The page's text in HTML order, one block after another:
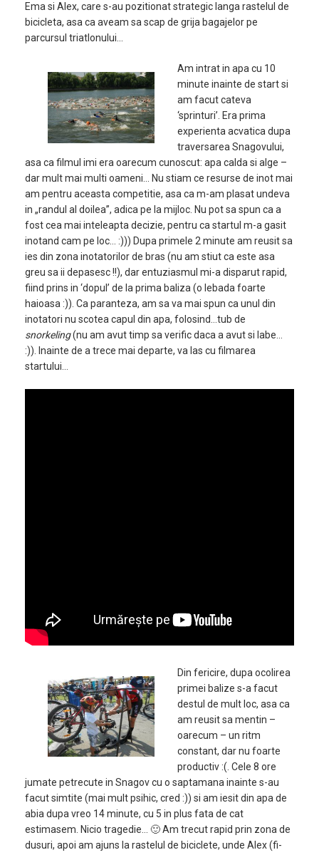
Ema si Alex, care s-au pozitionat strategic langa rastelul de
bicicleta, asa ca aveam sa scap de grija bagajelor pe
parcursul triatlonului…
Am intrat in apa cu 10
minute inainte de start si
am facut cateva
‘sprinturi’. Era prima
experienta acvatica dupa
traversarea Snagovului,
asa ca filmul imi era oarecum cunoscut: apa calda si alge –
dar mult mai multi oameni… Nu stiam ce resurse de inot mai
am pentru aceasta competitie, asa ca m-am plasat undeva
in „randul al doilea”, adica pe la mijloc. Nu pot sa spun ca a
fost cea mai inteleapta decizie, pentru ca startul m-a gasit
inotand cam pe loc… :))) Dupa primele 2 minute am reusit sa
ies din zona inotatorilor de bras (nu am stiut ca este asa
greu sa ii depasesc !!), dar entuziasmul mi-a disparut rapid,
fiind prins in ‘dopul’ de la prima baliza (o lebada foarte
haioasa :)). Ca paranteza, am sa va mai spun ca unul din
inotatori nu scotea capul din apa, folosind…tub de
snorkeling(nu am avut timp sa verific daca a avut si labe…
:)). Inainte de a trece mai departe, va las cu filmarea
startului…
Din fericire, dupa ocolirea
primei balize s-a facut
destul de mult loc, asa ca
am reusit sa mentin –
oarecum – un ritm
constant, dar nu foarte
productiv :(. Cele 8 ore
jumate petrecute in Snagov cu o saptamana inainte s-au
facut simtite (mai mult psihic, cred :)) si am iesit din apa de
abia dupa vreo 14 minute, cu 5 in plus fata de cat
estimasem. Nicio tragedie… 🙂 Am trecut rapid prin zona de
dusuri, apoi am ajuns la rastelul de biciclete, unde Alex (fi-